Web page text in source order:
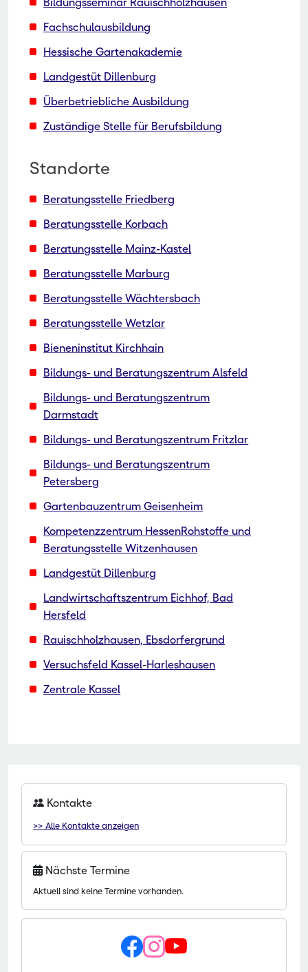
Fachschulausbildung
Hessische Gartenakademie
Landgestüt Dillenburg
Überbetriebliche Ausbildung
Zuständige Stelle für Berufsbildung
Standorte
Beratungsstelle Friedberg
Beratungsstelle Korbach
Beratungsstelle Mainz-Kastel
Beratungsstelle Marburg
Beratungsstelle Wächtersbach
Beratungsstelle Wetzlar
Bieneninstitut Kirchhain
Bildungs- und Beratungszentrum Alsfeld
Bildungs- und Beratungszentrum
Darmstadt
Bildungs- und Beratungszentrum Fritzlar
Bildungs- und Beratungszentrum
Petersberg
Gartenbauzentrum Geisenheim
Kompetenzzentrum HessenRohstoffe und
Beratungsstelle Witzenhausen
Landgestüt Dillenburg
Landwirtschaftszentrum Eichhof, Bad
Hersfeld
Rauischholzhausen, Ebsdorfergrund
Versuchsfeld Kassel-Harleshausen
Zentrale Kassel
Kontakte
>> Alle Kontakte anzeigen
Nächste Termine
Aktuell sind keine Termine vorhanden.